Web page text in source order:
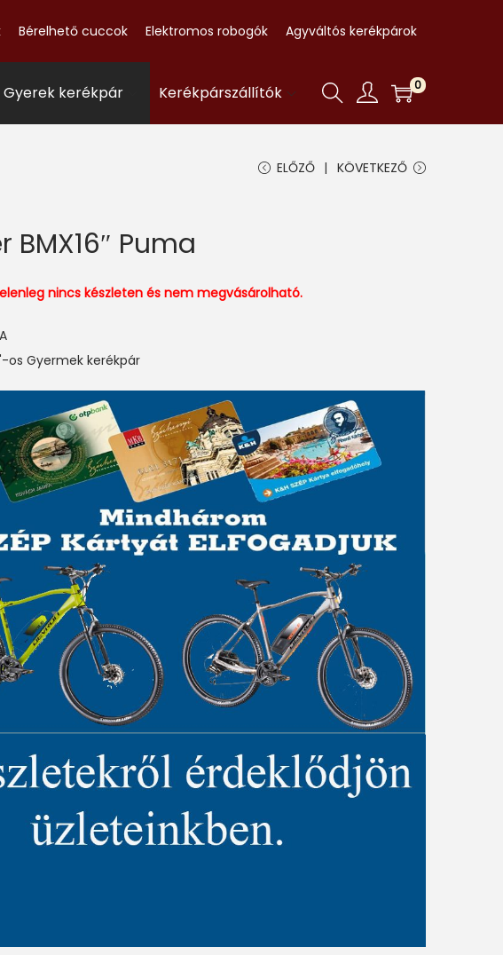
Bérelhető cuccok Elektromos robogók Agyváltós kerékpárok
Gyerek kerékpár Kerékpárszállítók 0
ELŐZŐ KÖVETKEZŐ
BMX16″ Puma
nincs készleten és nem megvásárolható.
os Gyermek kerékpár